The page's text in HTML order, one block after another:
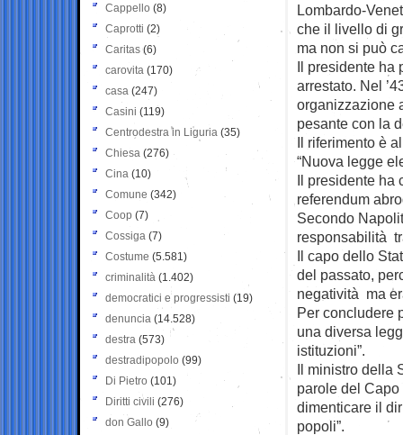
Lombardo-
che il livello di
ma non si può
Il presidente ha
arrestato. Nel
organizzazione
pesante con la
Il riferimento è
“Nuova legge
Il presidente ha
referendum
Secondo
responsabilità
Il capo dello
del passato,
negatività ma
Per concludere
una diversa
istituzioni”.
Il ministro della
parole del Capo
dimenticare il
popoli”.
Cappello (8)
Caprotti (2)
Caritas (6)
carovita (170)
casa (247)
Casini (119)
Centrodestra in Liguria (35)
Chiesa (276)
Cina (10)
Comune (342)
Coop (7)
Cossiga (7)
Costume (5.581)
criminalità (1.402)
democratici e progressisti (19)
denuncia (14.528)
destra (573)
destradipopolo (99)
Di Pietro (101)
Diritti civili (276)
don Gallo (9)